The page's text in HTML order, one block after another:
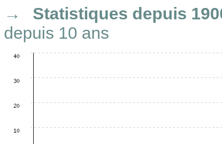
Statistiques depuis
depuis 10 ans